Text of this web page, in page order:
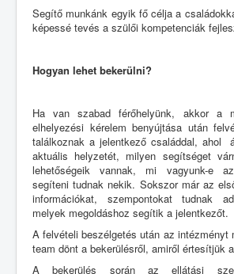
Segítő munkánk egyik fő célja a
képessé tevés a szülői kompetenciák
Hogyan lehet bekerülni?
Ha van szabad férőhelyünk, akkor a
elhelyezési kérelem benyújtása után
találkoznak a jelentkező családdal, ahol
aktuális helyzetét, milyen segítséget
lehetőségeik vannak, mi vagyunk-e
segíteni tudnak nekik. Sokszor már az
információkat, szempontokat tudnak
melyek megoldáshoz segítik a jelentkezőt.
A felvételi beszélgetés után az intézményt
team dönt a bekerülésről, amiről értesítjük
A bekerülés során az ellátási